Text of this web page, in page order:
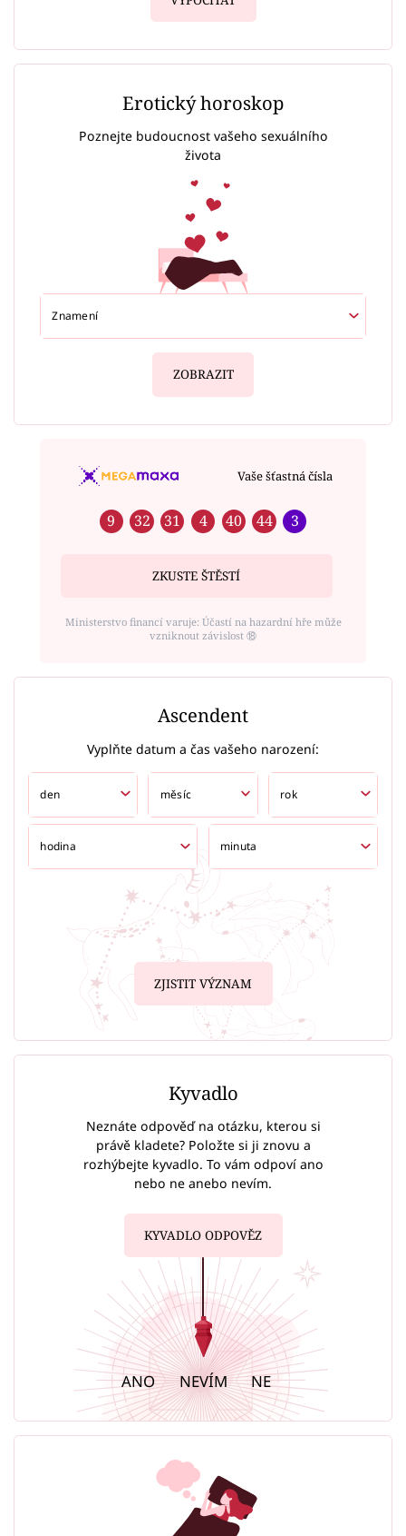
Erotický horoskop
Poznejte budoucnost vašeho sexuálního
života
ZOBRAZIT
Vaše šťastná čísla
9 32 31 4 40 44 3
ZKUSTE ŠTĚSTÍ
Ministerstvo financí varuje: Účastí na hazardní hře může
vzniknout závislost ⑱
Ascendent
Vyplňte datum a čas vašeho narození:
ZJISTIT VÝZNAM
Kyvadlo
Neznáte odpověď na otázku, kterou si
právě kladete? Položte si ji znovu a
rozhýbejte kyvadlo. To vám odpoví ano
nebo ne anebo nevím.
KYVADLO ODPOVĚZ
ANO NEVÍM NE